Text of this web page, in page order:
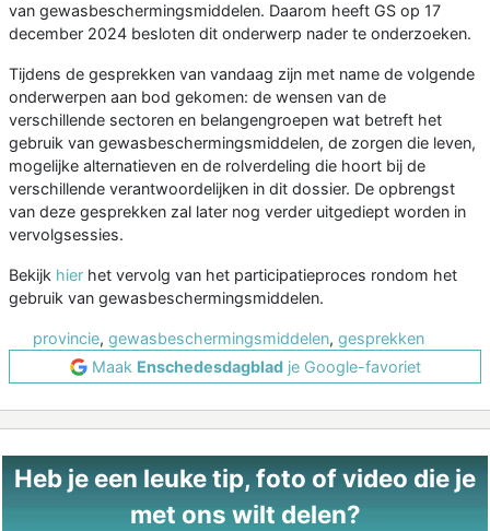
van gewasbeschermingsmiddelen. Daarom heeft GS op 17
december 2024 besloten dit onderwerp nader te onderzoeken.
Tijdens de gesprekken van vandaag zijn met name de volgende
onderwerpen aan bod gekomen: de wensen van de
verschillende sectoren en belangengroepen wat betreft het
gebruik van gewasbeschermingsmiddelen, de zorgen die leven,
mogelijke alternatieven en de rolverdeling die hoort bij de
verschillende verantwoordelijken in dit dossier. De opbrengst
van deze gesprekken zal later nog verder uitgediept worden in
vervolgsessies.
Bekijk hier het vervolg van het participatieproces rondom het
gebruik van gewasbeschermingsmiddelen.
provincie, gewasbeschermingsmiddelen, gesprekken
Maak Enschedesdagbladje Google-favoriet
Heb je een leuke tip, foto of video die je
met ons wilt delen?